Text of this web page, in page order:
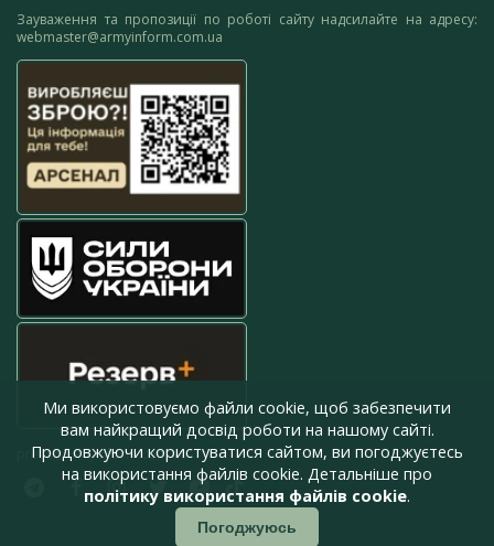
Зауваження та пропозиції по роботі сайту надсилайте на адресу:
webmaster@armyinform.com.ua
press@armyinform.com.ua
Ми використовуємо файли cookie, щоб забезпечити
вам найкращий досвід роботи на нашому сайті.
Продовжуючи користуватися сайтом, ви погоджуєтесь
на використання файлів cookie. Детальніше про
політику використання файлів cookie.
Погоджуюсь